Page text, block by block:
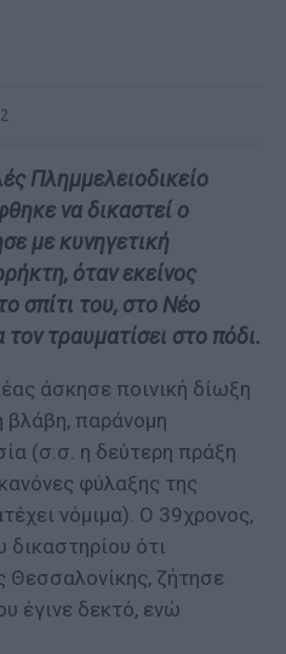
Πλημμελειοδικείο
να δικαστεί ο
με κυνηγετική
όταν εκείνος
σπίτι του, στο Νέο
τραυματίσει στο πόδι.
άσκησε ποινική δίωξη
βλάβη, παράνομη
(σ.σ. η δεύτερη πράξη
φύλαξης της
νόμιμα). Ο 39χρονος,
ότι
Θεσσαλονίκης, ζήτησε
έγινε δεκτό, ενώ